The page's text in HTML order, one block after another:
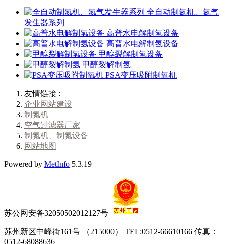
全自动制氮机、氮气
发生器系列
高普水电解制氢设备
高普水电解制氢设备
甲醇裂解制氢设备
甲醇裂解制氢
PSA变压吸附制氧机
友情链接 :
企业网站建设
制氮机
空气过滤器厂家
制氮机、制氮设备
网站地图
Powered by MetInfo 5.3.19
苏公网安备32050502012127号
苏州新区中峰街161号 （215000） TEL:0512-66610166 传真：
0512-68088636